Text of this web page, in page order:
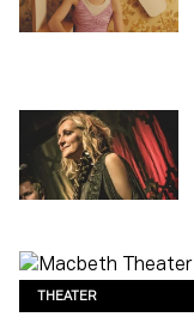
THEATER